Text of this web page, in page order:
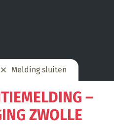
Melding sluiten
–
ZWOLLE